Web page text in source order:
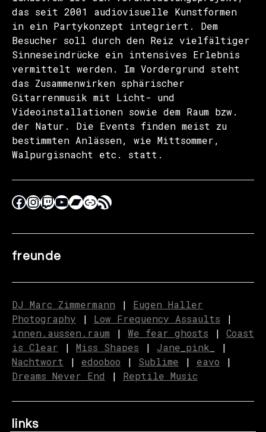
das seit 2001 audiovisuelle Kunstformen
in ein Partykonzept integriert. Dem
Besucher soll durch den Reiz vielfältiger
Sinneseindrücke ein intensives Erlebnis
vermittelt werden. Im Vordergrund steht
das Zusammenwirken sphärischer
Gitarrenmusik mit Licht- und
Videoinstallationen sowie dem Raum bzw.
der Natur. Die Events finden meist zu
bestimmten Anlässen, wie Mittsommer,
Walpurgisnacht etc. statt.
freunde
DJ Marc Zimmermann | Eugen Haller
Photography | Low Frequency Assaults |
innen.aussen.raum | We fear ghosts | Coast
is Clear | Miss Shapes | Jane_pink_
|
Nachtwort | edooboo | Sublime | eavo |
Dreams Never End | Reptile Music
links